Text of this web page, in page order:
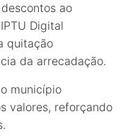
ao
Digital
quitação
da arrecadação.
município
valores, reforçando